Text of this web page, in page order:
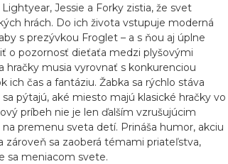
Jessie a Forky zistia, že svet
hrách. Do ich života vstupuje moderná
s prezývkou Froglet – a s ňou aj úplne
o pozornosť dieťaťa medzi plyšovými
hračky musia vyrovnať s konkurenciou
čas a fantáziu. Žabka sa rýchlo stáva
pýtajú, aké miesto majú klasické hračky vo
príbeh nie je len ďalším vzrušujúcim
premenu sveta detí. Prináša humor, akciu
sa zaoberá témami priateľstva,
sa meniacom svete.